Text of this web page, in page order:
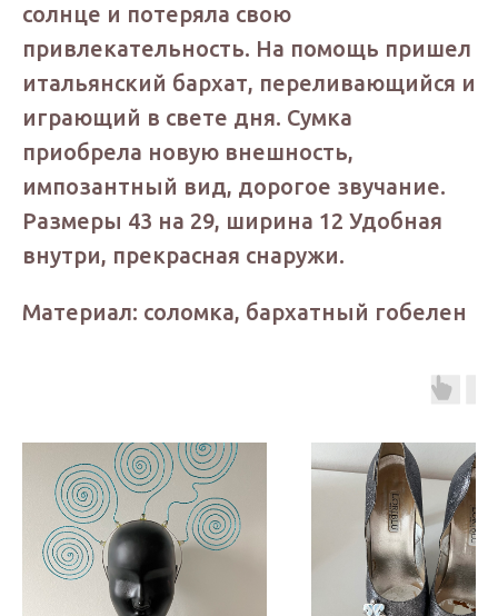
солнце и потеряла свою
привлекательность. На помощь пришел
итальянский бархат, переливающийся и
играющий в свете дня. Сумка
приобрела новую внешность,
импозантный вид, дорогое звучание.
Размеры 43 на 29, ширина 12 Удобная
внутри, прекрасная снаружи.
Материал: соломка, бархатный гобелен